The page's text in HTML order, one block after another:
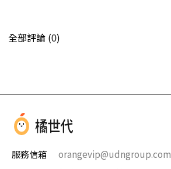
全部評論 (0)
服務信箱
orangevip@udngroup.com